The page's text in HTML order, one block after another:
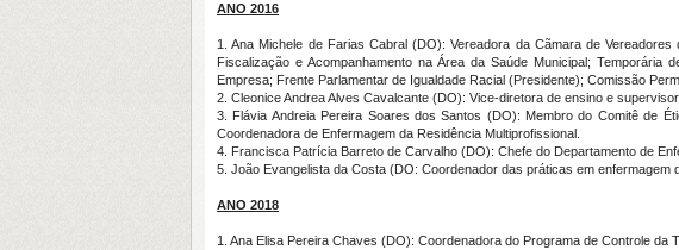
ANO 2016
1. Ana Michele de Farias Cabral (DO): Vereadora da Cãmara de
Fiscalização e Acompanhamento na Área da Saúde Municipal;
Empresa; Frente Parlamentar de Igualdade Racial (Presidente); Comissão
2. Cleonice Andrea Alves Cavalcante (DO): Vice-diretora de ensino e
3. Flávia Andreia Pereira Soares dos Santos (DO): Membro do Comitê de
Coordenadora de Enfermagem da Residência Multiprofissional.
4. Francisca Patrícia Barreto de Carvalho (DO): Chefe do Departamento de
5. João Evangelista da Costa (DO: Coordenador das práticas em
ANO 2018
1. Ana Elisa Pereira Chaves (DO): Coordenadora do Programa de Controle da